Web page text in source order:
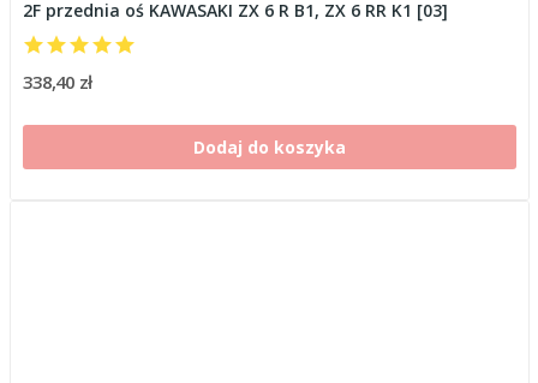
2F przednia oś KAWASAKI ZX 6 R B1, ZX 6 RR K1 [03]
338,40 zł
Dodaj do koszyka